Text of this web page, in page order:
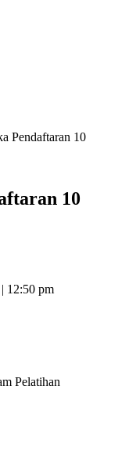
Pendaftaran 10
10
12:50 pm
Pelatihan